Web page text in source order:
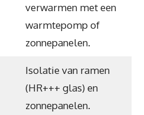
verwarmen met een
warmtepomp of
zonnepanelen.
Isolatie van ramen
(HR+++ glas) en
zonnepanelen.